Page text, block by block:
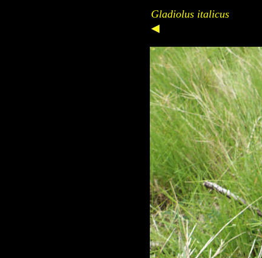
Gladiolus italicus